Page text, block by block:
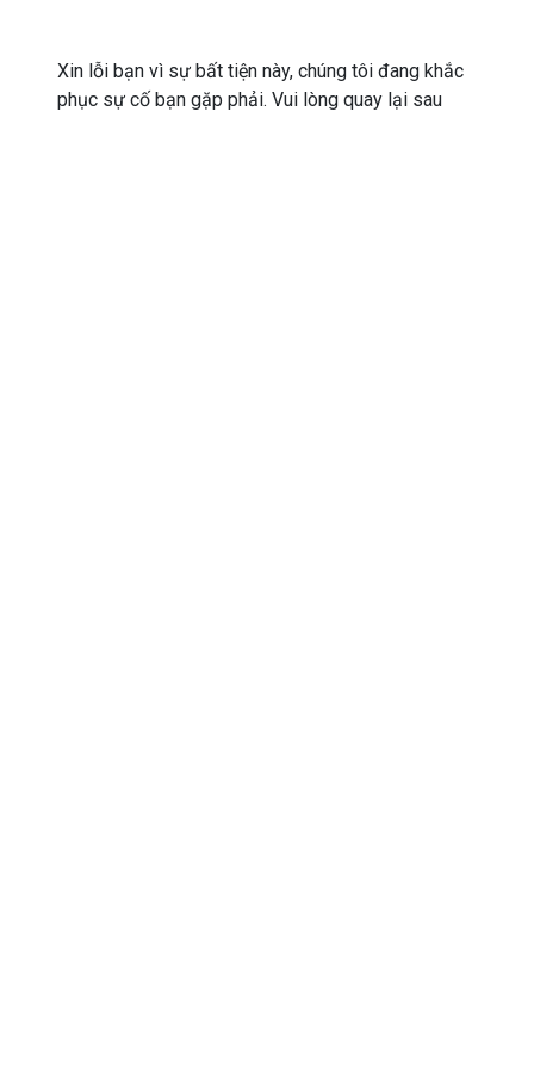
Xin lỗi bạn vì sự bất tiện này, chúng tôi đang khắc
phục sự cố bạn gặp phải. Vui lòng quay lại sau